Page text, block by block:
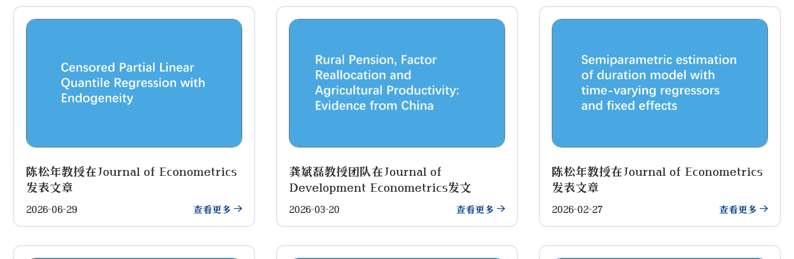
陈松年教授在Journal of Econometrics
发表文章
2026-06-29 查看更多
龚斌磊教授团队在Journal of
Development Econometrics发文
2026-03-20 查看更多
陈松年教授在Journal of Econometrics
发表文章
2026-02-27 查看更多